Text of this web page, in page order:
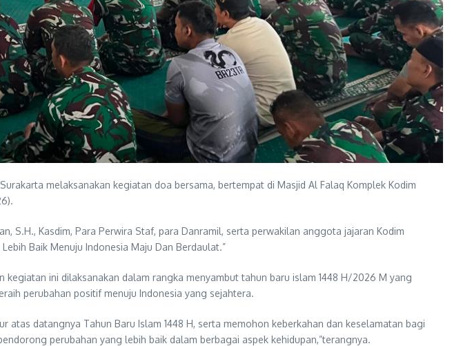
melaksanakan kegiatan doa bersama, bertempat di Masjid Al Falaq Komplek Kodim
S.H., Kasdim, Para Perwira Staf, para Danramil, serta perwakilan anggota jajaran Kodim
Baik Menuju Indonesia Maju Dan Berdaulat.”
ini dilaksanakan dalam rangka menyambut tahun baru islam 1448 H/2026 M yang
perubahan positif menuju Indonesia yang sejahtera.
datangnya Tahun Baru Islam 1448 H, serta memohon keberkahan dan keselamatan bagi
perubahan yang lebih baik dalam berbagai aspek kehidupan,”terangnya.